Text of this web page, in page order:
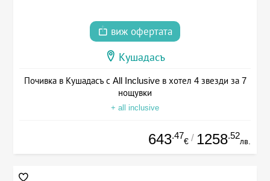
виж офертата
Кушадасъ
Почивка в Кушадасъ с All Inclusive в хотел 4 звезди за 7
нощувки
+ all inclusive
643.47
€ / 1258.52
лв.